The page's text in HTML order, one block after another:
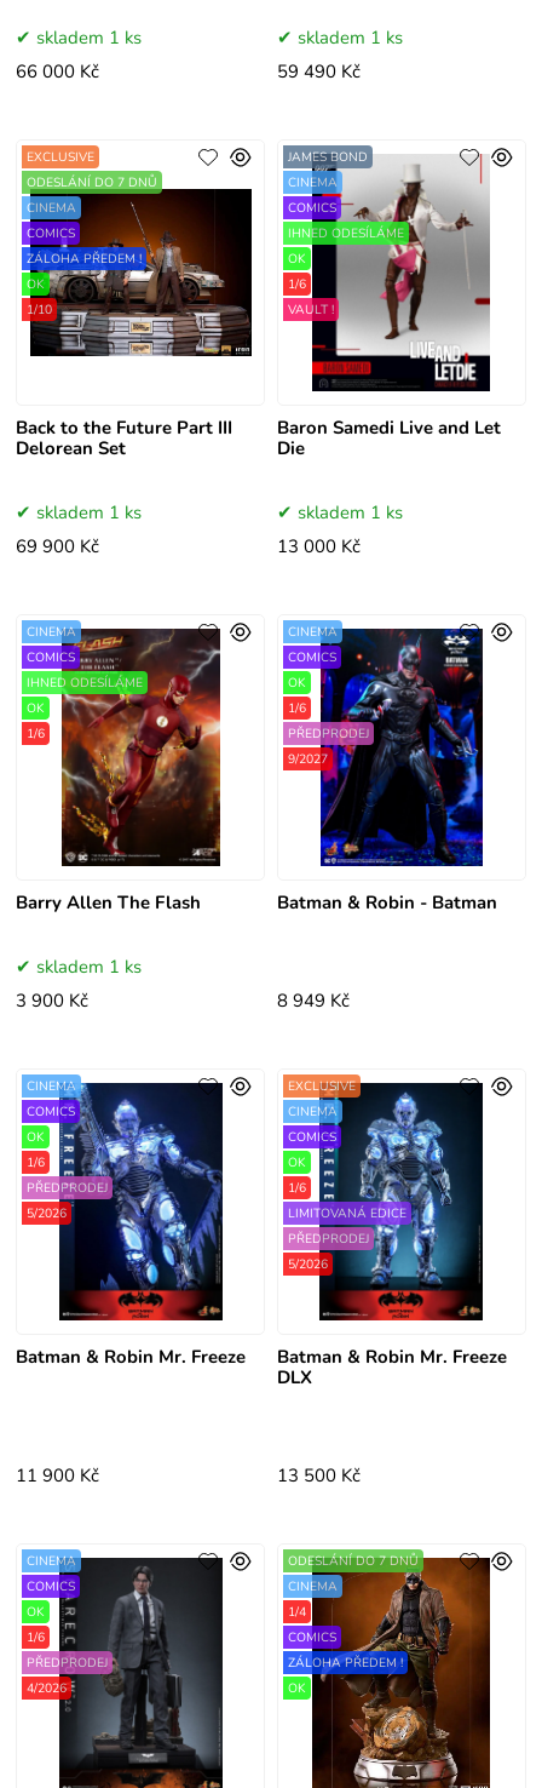
skladem 1 ks
66 000 Kč
skladem 1 ks
59 490 Kč
Back to the Future Part III
Delorean Set
EXCLUSIVE
ODESLÁNÍ DO 7 DNŮ
CINEMA
COMICS
ZÁLOHA PŘEDEM !
OK
1/10
skladem 1 ks
69 900 Kč
Baron Samedi Live and Let
Die
JAMES BOND
CINEMA
COMICS
IHNED ODESÍLÁME
OK
1/6
VAULT !
skladem 1 ks
13 000 Kč
Barry Allen The Flash
CINEMA
COMICS
IHNED ODESÍLÁME
OK
1/6
skladem 1 ks
3 900 Kč
Batman & Robin - Batman
CINEMA
COMICS
OK
1/6
PŘEDPRODEJ
9/2027
8 949 Kč
Batman & Robin Mr. Freeze
CINEMA
COMICS
OK
1/6
PŘEDPRODEJ
5/2026
11 900 Kč
Batman & Robin Mr. Freeze
DLX
EXCLUSIVE
CINEMA
COMICS
OK
1/6
LIMITOVANÁ EDICE
PŘEDPRODEJ
5/2026
13 500 Kč
CINEMA
COMICS
OK
1/6
PŘEDPRODEJ
4/2026
ODESLÁNÍ DO 7 DNŮ
CINEMA
1/4
COMICS
ZÁLOHA PŘEDEM !
OK